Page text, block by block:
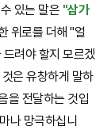
있는 말은 "삼가
위로를 더해 "얼
려야 할지 모르겠
은 유창하게 말하
을 전달하는 것입
나 망극하십니